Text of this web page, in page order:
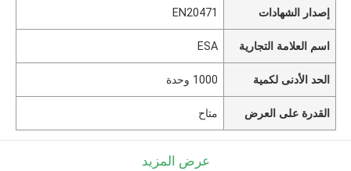
إصدار الشهادات EN20471
اسم العلامة التجارية ESA
الحد الأدنى لكمية 1000 وحدة
القدرة على العرض متاح
عرض المزيد